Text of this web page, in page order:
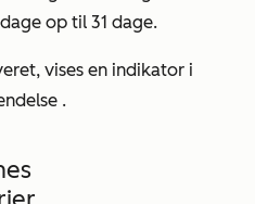
op til 31 dage.
vises en indikator i
.